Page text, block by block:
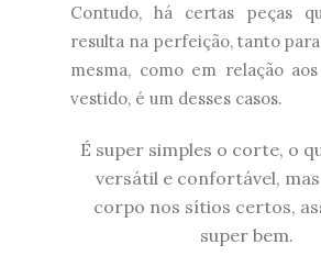
Contudo, há certas peças
resulta na perfeição, tanto
mesma, como em relação
vestido, é um desses casos.
É super simples o corte, o
versátil e confortável,
corpo nos sítios certos,
super bem.